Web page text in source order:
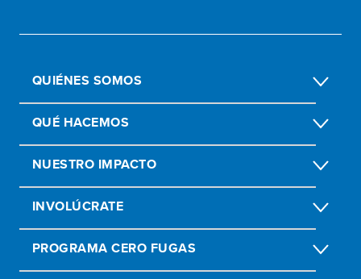
QUIÉNES SOMOS
QUÉ HACEMOS
NUESTRO IMPACTO
INVOLÚCRATE
PROGRAMA CERO FUGAS